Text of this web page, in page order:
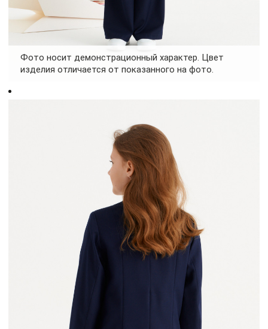
Фото носит демонстрационный характер. Цвет
изделия отличается от показанного на фото.